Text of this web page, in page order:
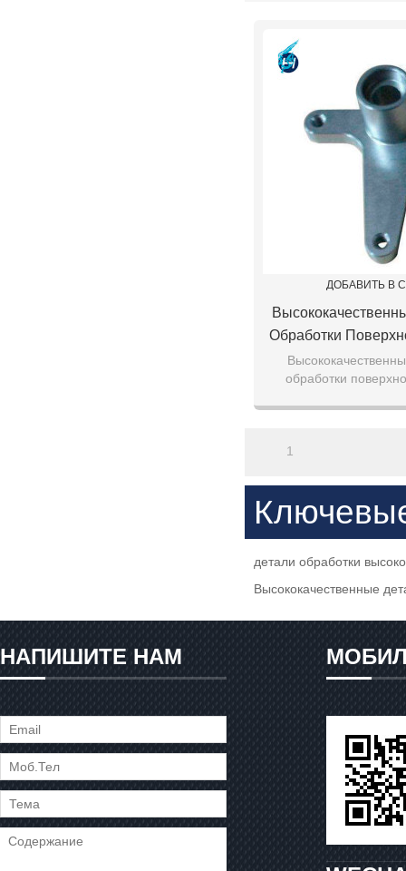
ДОБАВИТЬ В
Обработки
Анодированные
Обработка На
Оцинкованных
обработки
обработка на станке с
1
детали обработки
Высококачественные
НАПИШИТЕ НАМ